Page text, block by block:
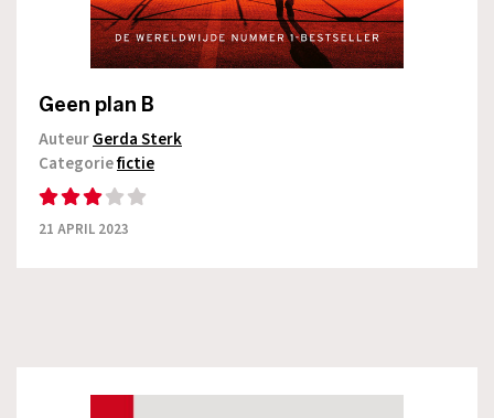
Geen plan B
AuteurGerda Sterk
Categoriefictie
21 APRIL 2023